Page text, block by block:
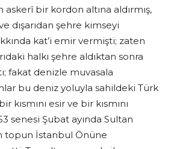
askerî bir kordon altına aldırmış,
dışarıdan şehre kimseyi
kat’i emir vermişti; zaten
halkı şehre aldıktan sonra
fakat denizle muvasala
bu deniz yoluyla sahildeki Türk
kısmını esir ve bir kısmını
senesi Şubat ayında Sultan
topun İstanbul Önüne